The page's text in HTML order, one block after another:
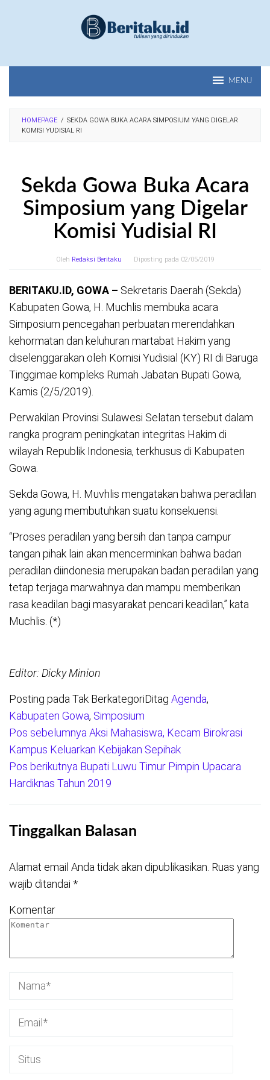
MENU
HOMEPAGE / SEKDA GOWA BUKA ACARA SIMPOSIUM YANG DIGELAR
KOMISI YUDISIAL RI
Sekda Gowa Buka Acara
Simposium yang Digelar
Komisi Yudisial RI
Oleh Redaksi Beritaku Diposting pada 02/05/2019
BERITAKU.ID, GOWA – Sekretaris Daerah (Sekda)
Kabupaten Gowa, H. Muchlis membuka acara
Simposium pencegahan perbuatan merendahkan
kehormatan dan keluhuran martabat Hakim yang
diselenggarakan oleh Komisi Yudisial (KY) RI di Baruga
Tinggimae kompleks Rumah Jabatan Bupati Gowa,
Kamis (2/5/2019).
Perwakilan Provinsi Sulawesi Selatan tersebut dalam
rangka program peningkatan integritas Hakim di
wilayah Republik Indonesia, terkhusus di Kabupaten
Gowa.
Sekda Gowa, H. Muvhlis mengatakan bahwa peradilan
yang agung membutuhkan suatu konsekuensi.
“Proses peradilan yang bersih dan tanpa campur
tangan pihak lain akan mencerminkan bahwa badan
peradilan diindonesia merupakan badan peradilan yang
tetap terjaga marwahnya dan mampu memberikan
rasa keadilan bagi masyarakat pencari keadilan,” kata
Muchlis. (*)
Editor: Dicky Minion
Posting pada Tak BerkategoriDitag Agenda,
Kabupaten Gowa, Simposium
Navigasi
pos
Pos sebelumnya Aksi Mahasiswa, Kecam Birokrasi
Kampus Keluarkan Kebijakan Sepihak
Pos berikutnya Bupati Luwu Timur Pimpin Upacara
Hardiknas Tahun 2019
Tinggalkan Balasan
Alamat email Anda tidak akan dipublikasikan. Ruas yang
wajib ditandai *
Komentar